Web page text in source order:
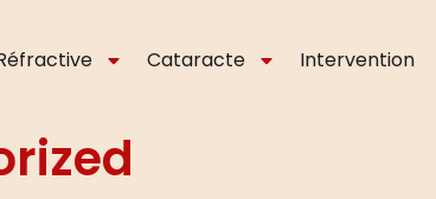
Cataracte Intervention